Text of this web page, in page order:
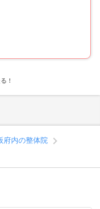
！
府内の整体院